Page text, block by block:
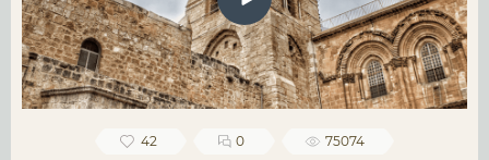
42 0 75074